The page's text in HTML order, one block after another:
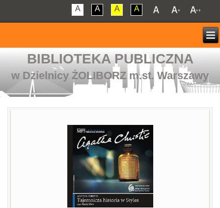
A A A A
BIBLIOTEKA PUBLICZNA
w Dzielnicy ŻOLIBORZ m.st. Warszawy